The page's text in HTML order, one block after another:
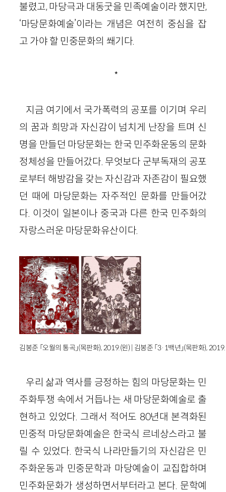
불렸고, 마당극과 대동굿을 민족예술이라 했지만,
‘마당문화예술’이라는 개념은 여전히 중심을 잡
고 가야 할 민중문화의 쐐기다.
*
지금 여기에서 국가폭력의 공포를 이기며 우리
의 꿈과 희망과 자신감이 넘치게 난장을 트며 신
명을 만들던 마당문화는 한국 민주화운동의 문화
정체성을 만들어갔다. 무엇보다 군부독재의 공포
로부터 해방감을 갖는 자신감과 자존감이 필요했
던 때에 마당문화는 자주적인 문화를 만들어갔
다. 이것이 일본이나 중국과 다른 한국 민주화의
자랑스러운 마당문화유산이다.
김봉준 「오월의 통곡」(목판화), 2019.(왼) | 김봉준 「3·1백년」(목판화),
우리 삶과 역사를 긍정하는 힘의 마당문화는 민
주화투쟁 속에서 거듭나는 새 마당문화예술로 출
현하고 있었다. 그래서 적어도 80년대 본격화된
민중적 마당문화예술은 한국식 르네상스라고 불
릴 수 있었다. 한국식 나라만들기의 자신감은 민
주화운동과 민중문학과 마당예술이 교집합하며
민주화문화가 생성하면서부터라고 본다. 문학예